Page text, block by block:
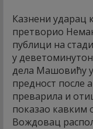
Казнени ударац
претворио
публици на
у
дела Машовићу
предност после
преварила и
показао кавким
Вождовац